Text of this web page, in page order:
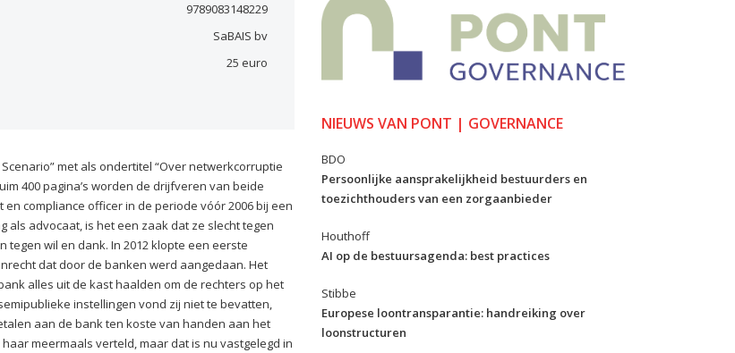
9789083148229
SaBAIS bv
25 euro
met als ondertitel “Over netwerkcorruptie
400 pagina’s worden de drijfveren van beide
compliance officer in de periode vóór 2006 bij een
als advocaat, is het een zaak dat ze slecht tegen
wil en dank. In 2012 klopte een eerste
dat door de banken werd aangedaan. Het
alles uit de kast haalden om de rechters op het
instellingen vond zij niet te bevatten,
aan de bank ten koste van handen aan het
meermaals verteld, maar dat is nu vastgelegd in
NIEUWS VAN PONT | GOVERNANCE
BDO
Persoonlijke aansprakelijkheid bestuurders en
toezichthouders van een zorgaanbieder
Houthoff
AI op de bestuursagenda: best practices
Stibbe
Europese loontransparantie: handreiking over
loonstructuren